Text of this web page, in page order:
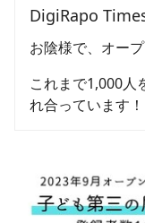
DigiRapo
お陰様で、オープ
これまで1,000人
れ合っています！